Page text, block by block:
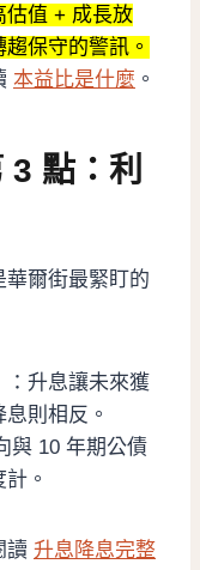
估值 + 成長放
保守的警訊。
本益比是什麼 。
3 點：利
華爾街最緊盯的
：升息讓未來獲
則相反。
與 10 年期公債
。
讀 升息降息完整